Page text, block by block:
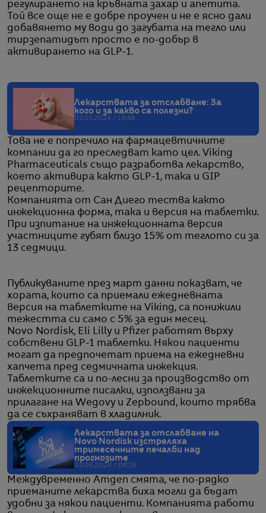
регулирането на кръвната захар и апетита.
Той все още не е добре проучен и не е ясно дали
добавянето му води до загубата на тегло или
тирзепатидът просто е по-добър в
активирането на GLP-1.
Лекарствата за отслабване: За
кого и за какво са полезни?
02.01.2024 / 16:46
Това не е попречило на фармацевтичните
компании да го преследват като цел. Viking
Pharmaceuticals също разработва лекарство,
което активира както GLP-1, така и GIP
рецепторите.
Компанията от Сан Диего тества както
инжекционна форма, така и версия на таблетки.
При изпитание на инжекционната версия
участниците губят близо 15% от теглото си за
13 седмици.
Публикуваните през март данни показват, че
хората, които са приемали ежедневната
версия на таблетките на Viking, са понижили
тежестта си само с 5% за един месец.
Novo Nordisk, Eli Lilly и Pfizer работят върху
собствени GLP-1 таблетки. Някои пациенти
могат да предпочетат приема на ежедневни
хапчета пред седмичната инжекция.
Таблетките са и по-лесни за производство от
инжекционните писалки, използвани за
прилагане на Wegovy и Zepbound, които трябва
да се съхраняват в хладилник.
Лекарствата за отслабване на
Novo Nordisk изстреляха
тримесечните печалби над
прогнозите
02.05.2024 / 06:25
Междувременно Amgen смята, че по-рядко
приеманите лекарства биха могли да бъдат
удобни за някои пациенти. Компанията работи